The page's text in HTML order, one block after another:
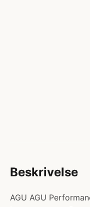
Beskrivelse
AGU AGU